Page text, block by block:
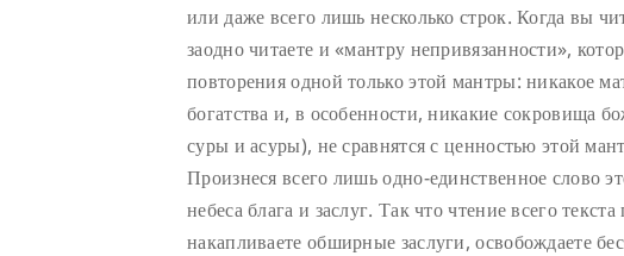
или даже всего лишь несколько строк. Когда вы
заодно читаете и «мантру непривязанности»,
повторения одной только этой мантры: никакое
богатства и, в особенности, никакие сокровища
суры и асуры), не сравнятся с ценностью этой
Произнеся всего лишь одно-единственное слово
небеса блага и заслуг. Так что чтение всего
накапливаете обширные заслуги, освобождаете